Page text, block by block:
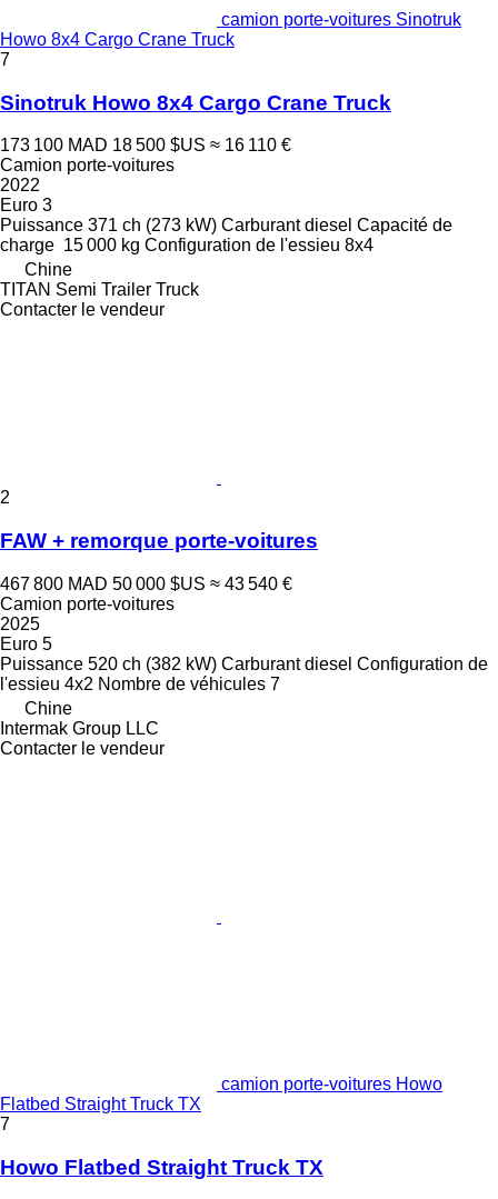
camion porte-voitures Sinotruk
Howo 8x4 Cargo Crane Truck
7
Sinotruk Howo 8x4 Cargo Crane Truck
173 100 MAD 18 500 $US ≈ 16 110 €
Camion porte-voitures
2022
Euro 3
Puissance 371 ch (273 kW) Carburant diesel Capacité de
charge 15 000 kg Configuration de l'essieu 8x4
Chine
TITAN Semi Trailer Truck
Contacter le vendeur
2
FAW + remorque porte-voitures
467 800 MAD 50 000 $US ≈ 43 540 €
Camion porte-voitures
2025
Euro 5
Puissance 520 ch (382 kW) Carburant diesel Configuration de
l'essieu 4x2 Nombre de véhicules 7
Chine
Intermak Group LLC
Contacter le vendeur
camion porte-voitures Howo
Flatbed Straight Truck TX
7
Howo Flatbed Straight Truck TX